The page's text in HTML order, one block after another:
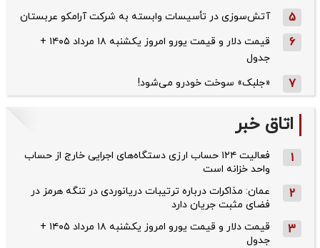
5 آتش‌سوزی در تأسیسات وابسته به شرکت آرامکو عربستان
6
قیمت دلار و قیمت یورو امروز یکشنبه ۱۸ مرداد ۱۴۰۵ +
جدول
7 «جلبک» سوخت خودرو می‌شود!
اتاق خبر
1
فعالیت ۱۲۴ حساب ارزی دستگاه‌های اجرایی خارج از حساب
واحد خزانه است
2
عمان: مذاکرات درباره ترتیبات دریانوردی در تنگه هرمز در
فضای مثبت جریان دارد
3
قیمت دلار و قیمت یورو امروز یکشنبه ۱۸ مرداد ۱۴۰۵ +
جدول